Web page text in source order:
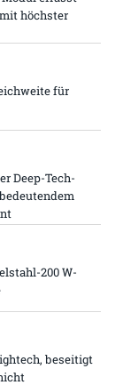
höchster
für
Deep-Tech-
200 W-
beseitigt